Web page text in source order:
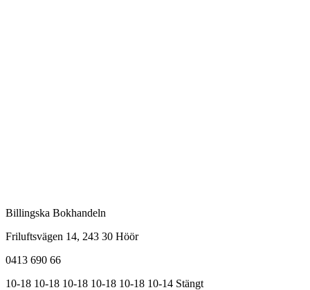
Billingska Bokhandeln
Friluftsvägen 14, 243 30 Höör
0413 690 66
10-18 10-18 10-18 10-18 10-18 10-14 Stängt